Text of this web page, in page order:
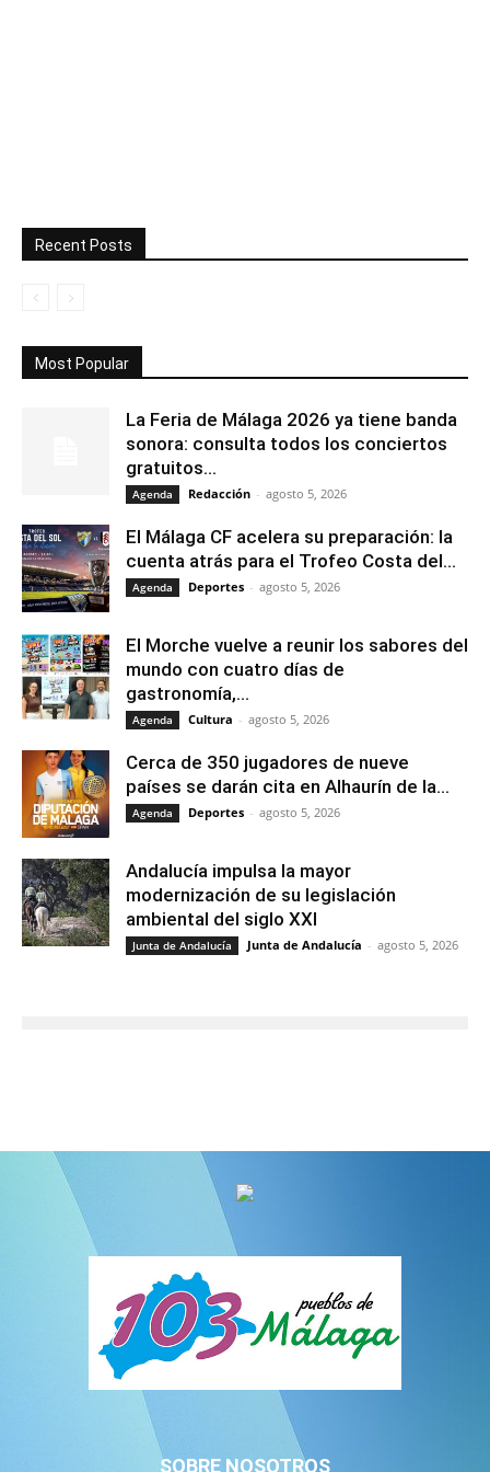
Recent Posts
Most Popular
La Feria de Málaga 2026 ya tiene banda
sonora: consulta todos los conciertos
gratuitos...
Agenda Redacción - agosto 5, 2026
El Málaga CF acelera su preparación: la
cuenta atrás para el Trofeo Costa del...
Agenda Deportes - agosto 5, 2026
El Morche vuelve a reunir los sabores del
mundo con cuatro días de
gastronomía,...
Agenda Cultura - agosto 5, 2026
Cerca de 350 jugadores de nueve
países se darán cita en Alhaurín de la...
Agenda Deportes - agosto 5, 2026
Andalucía impulsa la mayor
modernización de su legislación
ambiental del siglo XXI
Junta de Andalucía Junta de Andalucía - agosto 5, 2026
SOBRE NOSOTROS